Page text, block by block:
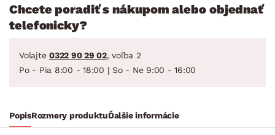
Chcete poradiť s nákupom alebo objednať
telefonicky?
Volajte 0322 90 29 02, voľba 2
Po - Pia 8:00 - 18:00 | So - Ne 9:00 - 16:00
PopisRozmery produktuĎalšie informácie